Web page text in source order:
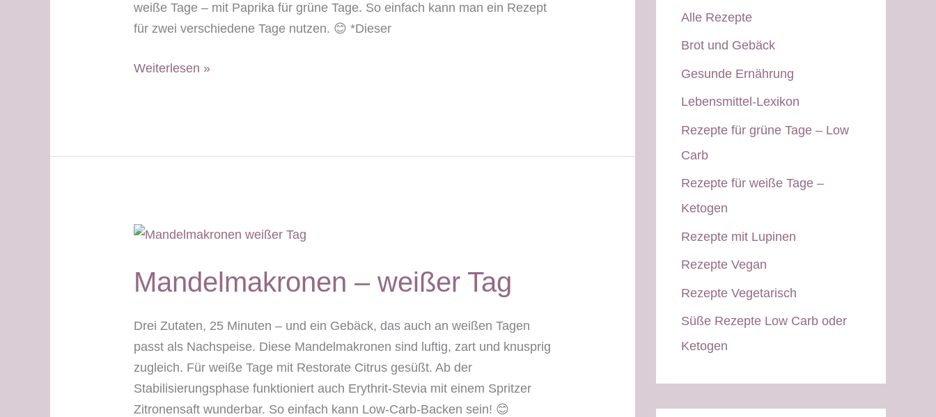
weiße Tage – mit Paprika für grüne Tage. So einfach kann man ein Rezept
für zwei verschiedene Tage nutzen. 😊 *Dieser
Fisch-
Weiterlesen »
Mandelmakronen – weißer Tag
Drei Zutaten, 25 Minuten – und ein Gebäck, das auch an weißen Tagen
passt als Nachspeise. Diese Mandelmakronen sind luftig, zart und knusprig
zugleich. Für weiße Tage mit Restorate Citrus gesüßt. Ab der
Stabilisierungsphase funktioniert auch Erythrit-Stevia mit einem Spritzer
Zitronensaft wunderbar. So einfach kann Low-Carb-Backen sein! 😊
Alle Rezepte
Brot und Gebäck
Gesunde Ernährung
Lebensmittel-Lexikon
Rezepte für grüne Tage – Low
Carb
Rezepte für weiße Tage –
Ketogen
Rezepte mit Lupinen
Rezepte Vegan
Rezepte Vegetarisch
Süße Rezepte Low Carb oder
Ketogen